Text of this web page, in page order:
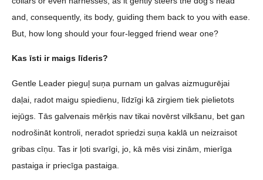
and, consequently, its body, guiding them back to you with ease.
But, how long should your four-legged friend wear one?
Kas īsti ir maigs līderis?
Gentle Leader pieguļ suņa purnam un galvas aizmugurējai
daļai, radot maigu spiedienu, līdzīgi kā zirgiem tiek pielietots
iejūgs. Tās galvenais mērķis nav tikai novērst vilkšanu, bet gan
nodrošināt kontroli, neradot spriedzi suņa kaklā un neizraisot
gribas cīņu. Tas ir ļoti svarīgi, jo, kā mēs visi zinām, mierīga
pastaiga ir priecīga pastaiga.